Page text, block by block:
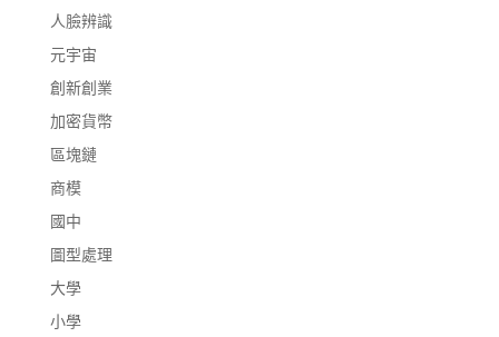
人臉辨識
元宇宙
創新創業
加密貨幣
區塊鏈
商模
國中
圖型處理
大學
小學